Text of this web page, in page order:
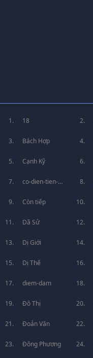
18
Bách Hợp
Cạnh Kỹ
co-dien-tien-
hiep
Còn tiếp
Dã Sử
Dị Giới
Dị Thế
diem-dam
Đô Thị
Đoản Văn
Đông Phương